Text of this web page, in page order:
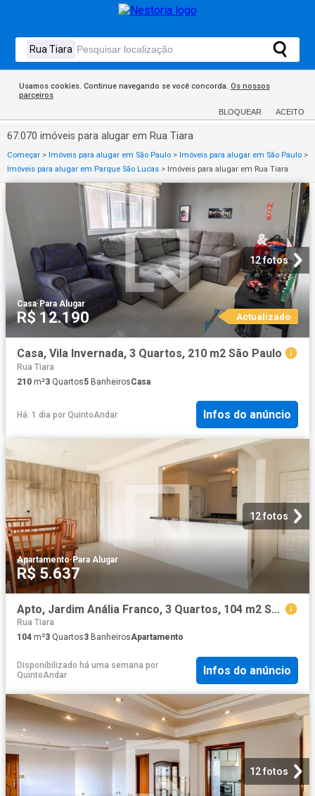
Usamos cookies. Continue navegando se você concorda. Os nossos
parceiros
BLOQUEAR ACEITO
67.070 imóveis para alugar em Rua Tiara
Começar > Imóveis para alugar em São Paulo > Imóveis para alugar em São Paulo >
Imóveis para alugar em Parque São Lucas > Imóveis para alugar em Rua Tiara
12 fotos
Casa·Para Alugar
R$ 12.190 Actualizado
Casa, Vila Invernada, 3 Quartos, 210 m2 São Paulo
Rua Tiara
210 m²3 Quartos5 BanheirosCasa
Há: 1 dia por QuintoAndar Infos do anúncio
12 fotos
Apartamento·Para Alugar
R$ 5.637
Apto, Jardim Anália Franco, 3 Quartos, 104 m2 São Paulo
Rua Tiara
104 m²3 Quartos3 BanheirosApartamento
Disponibilizado há uma semana por
QuintoAndar
Infos do anúncio
12 fotos